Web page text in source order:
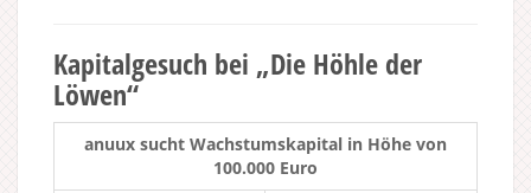
Kapitalgesuch bei „Die Höhle der
Löwen“
anuux sucht Wachstumskapital in Höhe von
100.000 Euro